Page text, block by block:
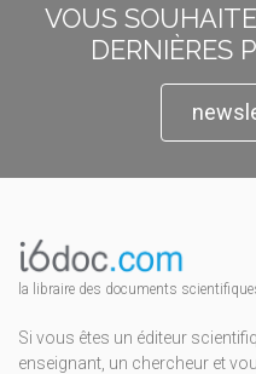
VOUS
DERNIÈRES
la libraire des documents
Si vous êtes un éditeur
enseignant, un chercheur et